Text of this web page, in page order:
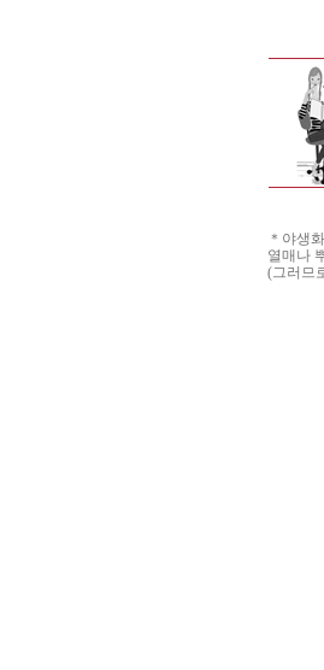
＊야생
열매나
(그러므